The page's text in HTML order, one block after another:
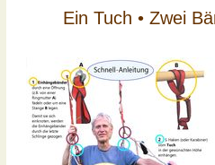
Ein Tuch • Zwei